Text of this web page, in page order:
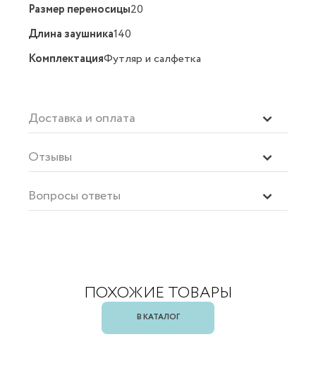
Размер переносицы20
Длина заушника140
КомплектацияФутляр и салфетка
Доставка и оплата
Отзывы
Вопросы ответы
ПОХОЖИЕ ТОВАРЫ
В КАТАЛОГ